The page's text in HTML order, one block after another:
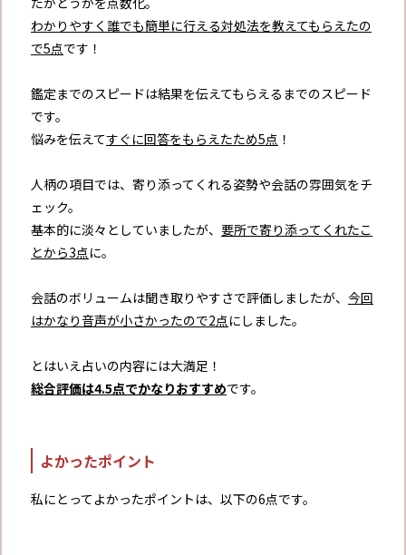
わかりやすく誰でも簡単に行える対処法を教えてもらえたの
で5点です！
鑑定までのスピードは結果を伝えてもらえるまでのスピード
です。
悩みを伝えてすぐに回答をもらえたため5点 ！
人柄の項目では、寄り添ってくれる姿勢や会話の雰囲気をチ
ェック。
基本的に淡々としていましたが、 要所で寄り添ってくれたこ
とから3点に。
会話のボリュームは聞き取りやすさで評価しましたが、 今回
はかなり音声が小さかったので2点にしました。
とはいえ占いの内容には大満足！
総合評価は4.5点でかなりおすすめです。
よかったポイント
私にとってよかったポイントは、以下の6点です。